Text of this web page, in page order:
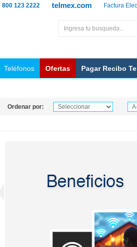
Factura
telmex.com
800 123 2222
Teléfonos Ofertas Pagar Recibo
Ordenar por: